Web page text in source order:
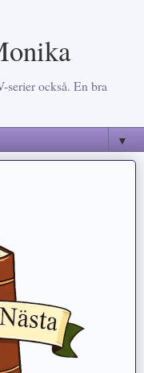
också. En bra
▼